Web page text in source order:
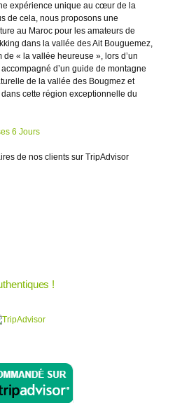
expérience unique au cœur de la
de cela, nous proposons une
au Maroc pour les amateurs de
dans la vallée des Ait Bouguemez,
« la vallée heureuse », lors d’un
d’un guide de montagne
de la vallée des Bougmez et
cette région exceptionnelle du
6 Jours
de nos clients sur TripAdvisor
!